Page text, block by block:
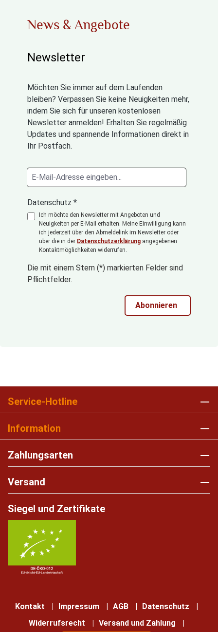
News & Angebote
Newsletter
Möchten Sie immer auf dem Laufenden
bleiben? Verpassen Sie keine Neuigkeiten mehr,
indem Sie sich für unseren kostenlosen
Newsletter anmelden! Erhalten Sie regelmäßig
Updates und spannende Informationen direkt in
Ihr Postfach.
Datenschutz *
Ich möchte den Newsletter mit Angeboten und
Neuigkeiten per E-Mail erhalten. Meine Einwilligung kann
ich jederzeit über den Abmeldelink im Newsletter oder
über die in der Datenschutzerklärung angegebenen
Kontaktmöglichkeiten widerrufen.
Die mit einem Stern (*) markierten Felder sind
Pflichtfelder.
Abonnieren
Service-Hotline
Information
Zahlungsarten
Versand
Siegel und Zertifikate
Kontakt Impressum AGB
Datenschutz
Widerrufsrecht
Versand und Zahlung